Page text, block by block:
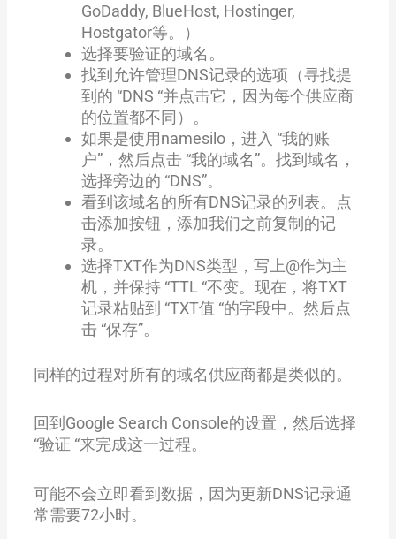
GoDaddy, BlueHost, Hostinger,
Hostgator等。）
选择要验证的域名。
找到允许管理DNS记录的选项（寻找提
到的 “DNS “并点击它，因为每个供应商
的位置都不同）。
如果是使用namesilo，进入 “我的账
户”，然后点击 “我的域名”。找到域名，
选择旁边的 “DNS”。
看到该域名的所有DNS记录的列表。点
击添加按钮，添加我们之前复制的记
录。
选择TXT作为DNS类型，写上@作为主
机，并保持 “TTL “不变。现在，将TXT
记录粘贴到 “TXT值 “的字段中。然后点
击 “保存”。
同样的过程对所有的域名供应商都是类似的。
回到Google Search Console的设置，然后选择
“验证 “来完成这一过程。
可能不会立即看到数据，因为更新DNS记录通
常需要72小时。